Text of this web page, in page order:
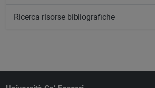
Ricerca risorse bibliografiche